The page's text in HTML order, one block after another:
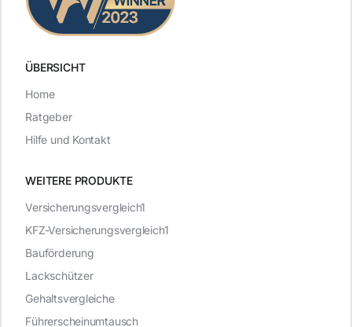
ÜBERSICHT
WEITERE PRODUKTE
Versicherungsvergleich1
KFZ-Versicherungsvergleich1
Bauförderung
Lackschützer
Gehaltsvergleiche
Führerscheinumtausch
Home
Ratgeber
Hilfe und Kontakt